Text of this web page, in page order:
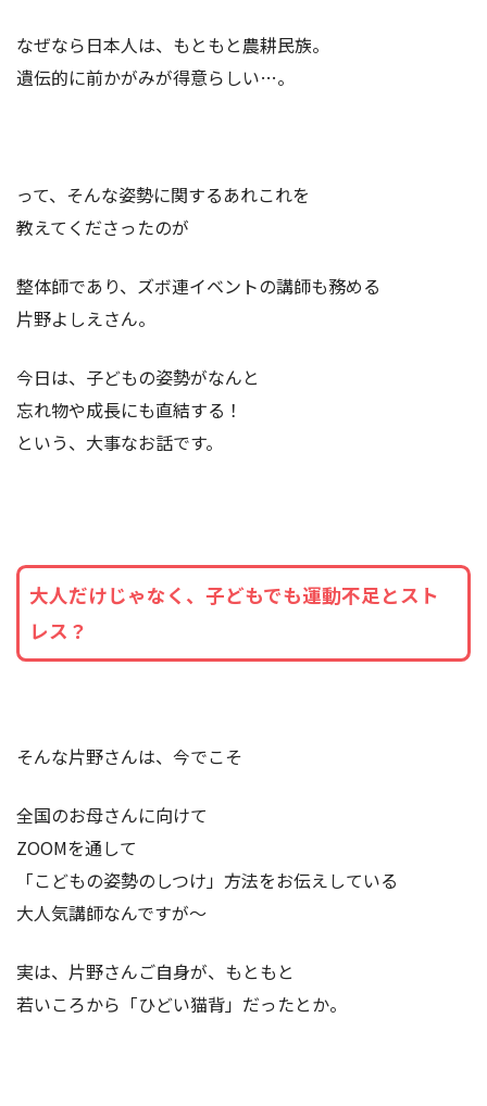
なぜなら日本人は、もともと農耕民族。
遺伝的に前かがみが得意らしい…。
って、そんな姿勢に関するあれこれを
教えてくださったのが
整体師であり、ズボ連イベントの講師も務める
片野よしえさん。
今日は、子どもの姿勢がなんと
忘れ物や成長にも直結する！
という、大事なお話です。
大人だけじゃなく、子どもでも運動不足とスト
レス？
そんな片野さんは、今でこそ
全国のお母さんに向けて
ZOOMを通して
「こどもの姿勢のしつけ」方法をお伝えしている
大人気講師なんですが～
実は、片野さんご自身が、もともと
若いころから「ひどい猫背」だったとか。